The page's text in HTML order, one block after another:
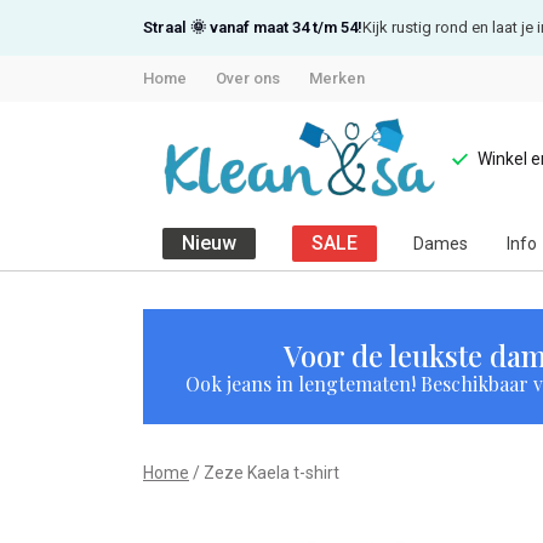
Straal 🌞 vanaf maat 34 t/m 54!Kijk rustig rond en laat je
Home Over ons Merken
Winkel
Nieuw SALE Dames Info
Voor de leukste
Ook jeans in lengtematen! Beschikbaar
Home Zeze Kaela t-shirt